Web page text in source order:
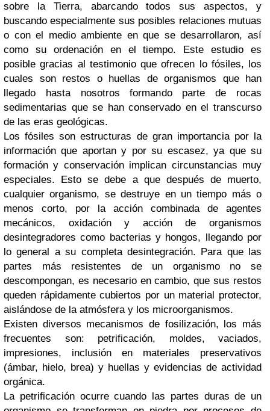
sobre la Tierra, abarcando todos sus aspectos, y
buscando especialmente sus posibles relaciones mutuas
o con el medio ambiente en que se desarrollaron, así
como su ordenación en el tiempo. Este estudio es
posible gracias al testimonio que ofrecen lo fósiles, los
cuales son restos o huellas de organismos que han
llegado hasta nosotros formando parte de rocas
sedimentarias que se han conservado en el transcurso
de las eras geológicas.
Los fósiles son estructuras de gran importancia por la
información que aportan y por su escasez, ya que su
formación y conservación implican circunstancias muy
especiales. Esto se debe a que después de muerto,
cualquier organismo, se destruye en un tiempo más o
menos corto, por la acción combinada de agentes
mecánicos, oxidación y acción de organismos
desintegradores como bacterias y hongos, llegando por
lo general a su completa desintegración. Para que las
partes más resistentes de un organismo no se
descompongan, es necesario en cambio, que sus restos
queden rápidamente cubiertos por un material protector,
aislándose de la atmósfera y los microorganismos.
Existen diversos mecanismos de fosilización, los más
frecuentes son: petrificación, moldes, vaciados,
impresiones, inclusión en materiales preservativos
(ámbar, hielo, brea) y huellas y evidencias de actividad
orgánica.
La petrificación ocurre cuando las partes duras de un